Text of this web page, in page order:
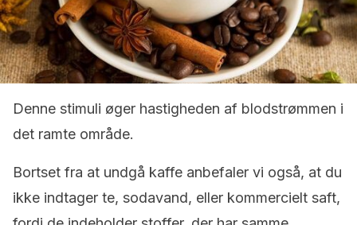
Denne stimuli øger hastigheden af blodstrømmen i
det ramte område.
Bortset fra at undgå kaffe anbefaler vi også, at du
ikke indtager te, sodavand, eller kommercielt saft,